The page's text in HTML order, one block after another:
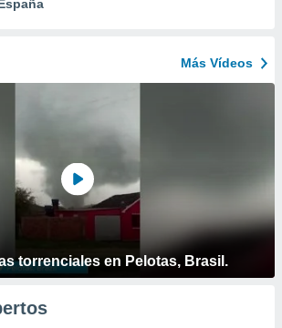
Más Vídeos
torrenciales en Pelotas, Brasil.